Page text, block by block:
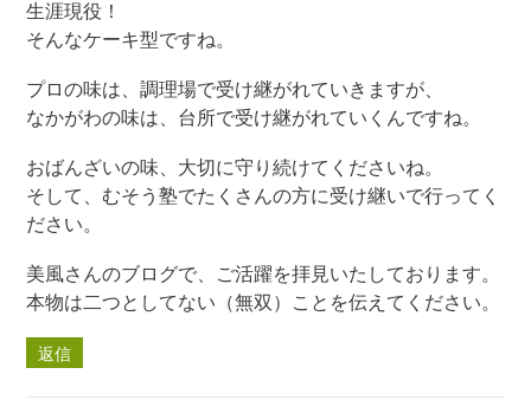
生涯現役！
そんなケーキ型ですね。
プロの味は、調理場で受け継がれていきますが、
なかがわの味は、台所で受け継がれていくんですね。
おばんざいの味、大切に守り続けてくださいね。
そして、むそう塾でたくさんの方に受け継いで行ってく
ださい。
美風さんのブログで、ご活躍を拝見いたしております。
本物は二つとしてない（無双）ことを伝えてください。
返信